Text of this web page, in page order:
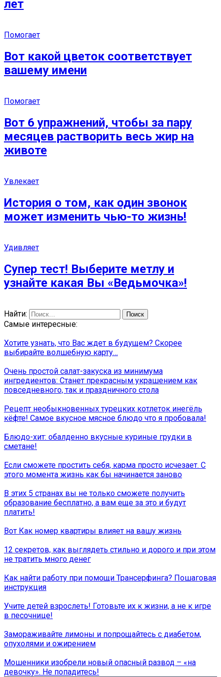
лет
Помогает
Вот какой цветок соответствует
вашему имени
Помогает
Вот 6 упражнений, чтобы за пару
месяцев растворить весь жир на
животе
Увлекает
История о том, как один звонок
может изменить чью-то жизнь!
Удивляет
Супер тест! Выберите метлу и
узнайте какая Вы «Ведьмочка»!
Найти:
Самые интересные:
Хотите узнать, что Вас ждет в будущем? Скорее
выбирайте волшебную карту…
Очень простой салат-закуска из минимума
ингредиентов: Станет прекрасным украшением как
повседневного, так и праздничного стола
Рецепт необыкновенных турецких котлеток инегёль
кёфте! Самое вкусное мясное блюдо что я пробовала!
Блюдо-хит: обалденно вкусные куриные грудки в
сметане!
Если сможете простить себя, карма просто исчезает. С
этого момента жизнь как бы начинается заново
В этих 5 странах вы не только сможете получить
образование бесплатно, а вам еще за это и будут
платить!
Вот Как номер квартиры влияет на вашу жизнь
12 секретов, как выглядеть стильно и дорого и при этом
не тратить много денег
Как найти работу при помощи Трансерфинга? Пошаговая
инструкция
Учите детей взрослеть! Готовьте их к жизни, а не к игре
в песочнице!
Замораживайте лимоны и попрощайтесь с диабетом,
опухолями и ожирением
Мошенники изобрели новый опасный развод – «на
девочку». Не попадитесь!